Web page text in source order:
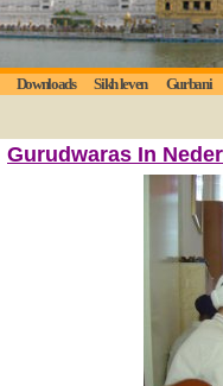
Downloads Sikh leven Gurbani
Gurudwaras In